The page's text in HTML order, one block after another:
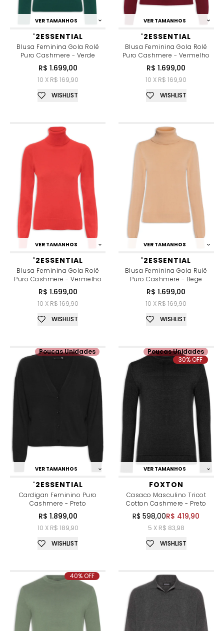
VER TAMANHOS
'2ESSENTIAL
Blusa Feminina Gola Rolê
Puro Cashmere - Verde
R$ 1.699,00
10 X R$ 169,90
WISHLIST
VER TAMANHOS
'2ESSENTIAL
Blusa Feminina Gola Rolê
Puro Cashmere - Vermelho
R$ 1.699,00
10 X R$ 169,90
WISHLIST
VER TAMANHOS
'2ESSENTIAL
Blusa Feminina Gola Rolê
Puro Cashmere - Vermelho
R$ 1.699,00
10 X R$ 169,90
WISHLIST
VER TAMANHOS
'2ESSENTIAL
Blusa Feminina Gola Rulê
Puro Cashmere - Bege
R$ 1.699,00
10 X R$ 169,90
WISHLIST
VER TAMANHOS
'2ESSENTIAL
Cardigan Feminino Puro
Cashmere - Preto
R$ 1.899,00
10 X R$ 189,90
Poucas Unidades
WISHLIST
VER TAMANHOS
FOXTON
Casaco Masculino Tricot
Cotton Cashmere - Preto
R$ 598,00R$ 419,90
5 X R$ 83,98
Poucas Unidades
30% OFF
WISHLIST
40% OFF